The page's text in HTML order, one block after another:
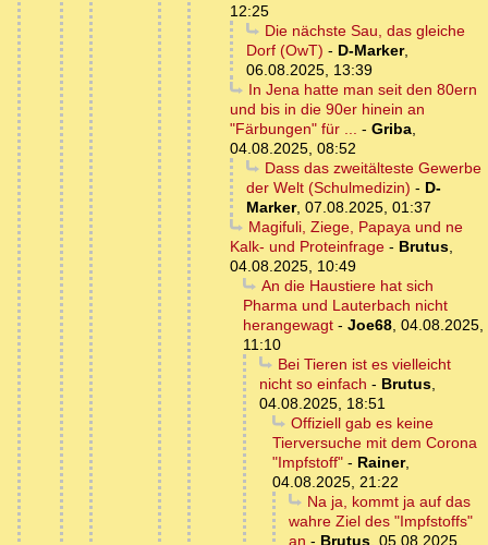
12:25
Die nächste Sau, das gleiche
Dorf (OwT) - D-Marker,
06.08.2025, 13:39
In Jena hatte man seit den 80ern
und bis in die 90er hinein an
"Färbungen" für ... - Griba,
04.08.2025, 08:52
Dass das zweitälteste Gewerbe
der Welt (Schulmedizin) - D-
Marker, 07.08.2025, 01:37
Magifuli, Ziege, Papaya und ne
Kalk- und Proteinfrage - Brutus,
04.08.2025, 10:49
An die Haustiere hat sich
Pharma und Lauterbach nicht
herangewagt - Joe68, 04.08.2025,
11:10
Bei Tieren ist es vielleicht
nicht so einfach - Brutus,
04.08.2025, 18:51
Offiziell gab es keine
Tierversuche mit dem Corona
"Impfstoff" - Rainer,
04.08.2025, 21:22
Na ja, kommt ja auf das
wahre Ziel des "Impfstoffs"
an - Brutus, 05.08.2025,